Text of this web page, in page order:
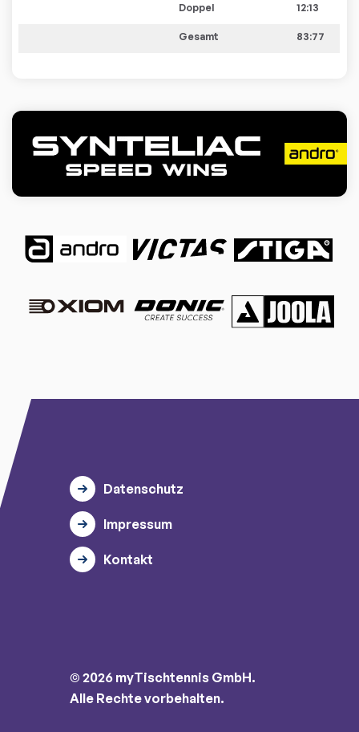
Doppel 12:13
Gesamt 83:77
Datenschutz
Impressum
Kontakt
© 2026 myTischtennis GmbH.
Alle Rechte vorbehalten.